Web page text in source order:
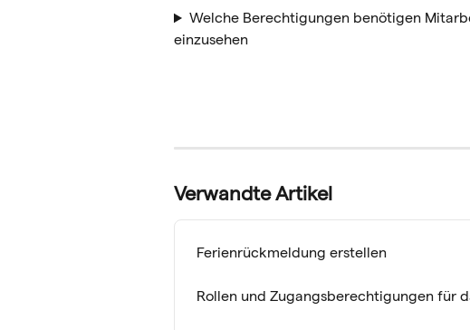
Welche Berechtigungen benötigen
einzusehen
Verwandte Artikel
Ferienrückmeldung erstellen
Rollen und Zugangsberechtigungen für